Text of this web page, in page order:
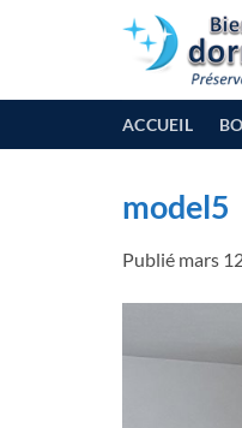
ACCUEIL
model5
Publié mars